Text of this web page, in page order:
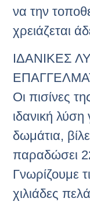
να την
χρειάζεται
ΙΔΑΝΙΚΕΣ
Οι πισίνες
ιδανική λύση
δωμάτια,
παραδώσει
Γνωρίζουμε
χιλιάδες